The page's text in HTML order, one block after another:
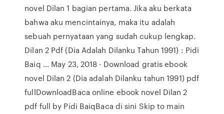
novel Dilan 1 bagian pertama. Jika aku berkata
bahwa aku mencintainya, maka itu adalah
sebuah pernyataan yang sudah cukup lengkap.
Dilan 2 Pdf (Dia Adalah Dilanku Tahun 1991) : Pidi
Baiq ... May 23, 2018 · Download gratis ebook
novel Dilan 2 (Dia adalah Dilanku tahun 1991) pdf
fullDownloadBaca online ebook novel Dilan 2
pdf full by Pidi BaiqBaca di sini Skip to main